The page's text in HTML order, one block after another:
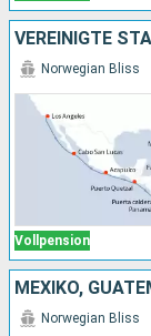
Vollpension
Norwegian Bliss
Norwegian Bliss